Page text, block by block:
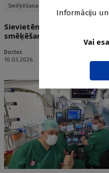
Smēķēšana
Sievietēm lielāks risks
smēķēšanu nekā vīriešiem
Doctus
10.03.2026.
Informāciju
Vai